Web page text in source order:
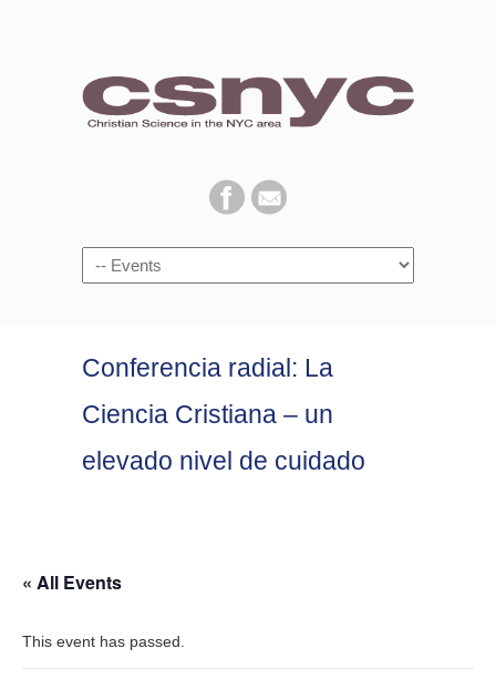
Navigation
Conferencia radial: La
Ciencia Cristiana – un
elevado nivel de cuidado
« All Events
This event has passed.